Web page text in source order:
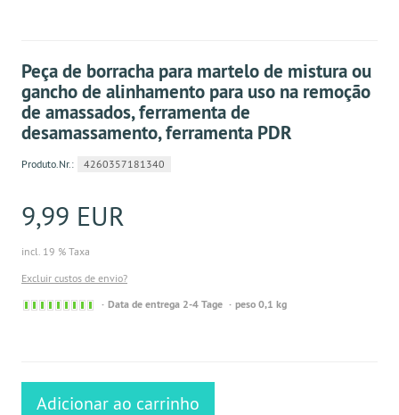
Peça de borracha para martelo de mistura ou
gancho de alinhamento para uso na remoção
de amassados, ferramenta de
desamassamento, ferramenta PDR
Produto.Nr.: 4260357181340
9,99 EUR
incl. 19 % Taxa
Excluir custos de envio?
Sofort
Data de entrega 2-4 Tage peso 0,1 kg
Adicionar ao carrinho